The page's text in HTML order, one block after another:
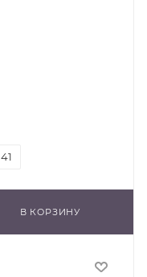
В КОРЗИНУ
41